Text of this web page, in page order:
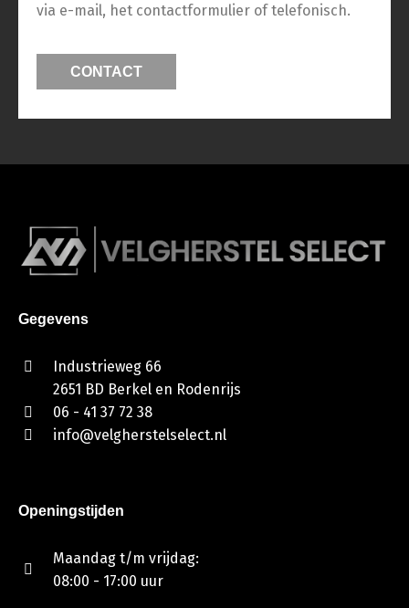
via e-mail, het contactformulier of telefonisch.
CONTACT
Gegevens
Industrieweg 66
2651 BD Berkel en Rodenrijs
06 - 41 37 72 38
info@velgherstelselect.nl
Openingstijden
Maandag t/m vrijdag:
08:00 - 17:00 uur